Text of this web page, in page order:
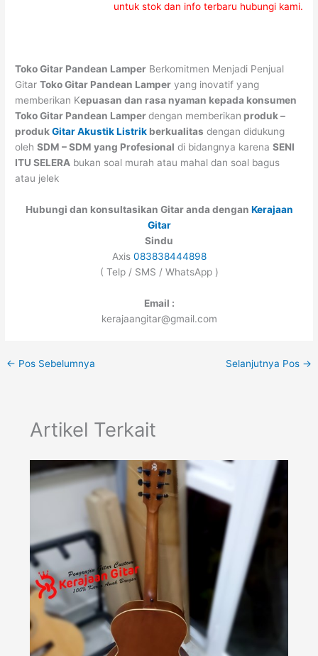
untuk stok dan info terbaru hubungi kami.
Toko Gitar Pandean Lamper Berkomitmen Menjadi Penjual
GitarToko Gitar Pandean Lamper yang inovatif yang
memberikan Kepuasan dan rasa nyaman kepada konsumen
Toko Gitar Pandean Lamperdengan memberikan produk –
produkGitar Akustik Listrik berkualitas dengan didukung
olehSDM – SDM yang Profesional di bidangnya karenaSENI
ITU SELERA bukan soal murah atau mahal dan soal bagus
atau jelek
Hubungi dan konsultasikan Gitar anda dengan Kerajaan
Gitar
Sindu
Axis 083838444898
( Telp / SMS / WhatsApp )
Email :
kerajaangitar@gmail.com
← Pos Sebelumnya Selanjutnya Pos →
Artikel Terkait